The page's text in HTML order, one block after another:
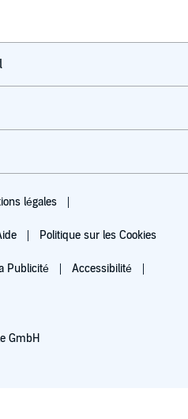
légales
Politique sur les Cookies
Publicité Accessibilité
GmbH